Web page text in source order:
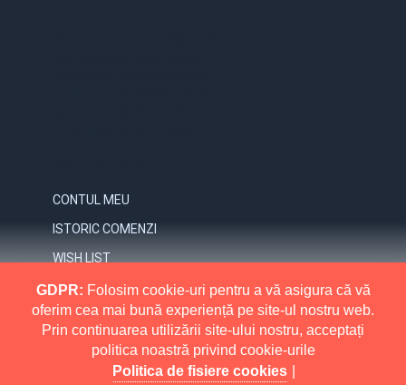
CONTUL MEU
ISTORIC COMENZI
WISH LIST
NEWSLETTER
INFORMATII
RETURNARI
MAI MULT
GDPR: Folosim cookie-uri pentru a vă asigura că vă
oferim cea mai bună experiență pe site-ul nostru web.
Prin continuarea utilizării site-ului nostru, acceptați
politica noastră privind cookie-urile
Politica de fisiere cookies